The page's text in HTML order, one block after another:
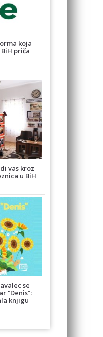
koja
priča
vas kroz
u BiH
se
“Denis”:
knjigu